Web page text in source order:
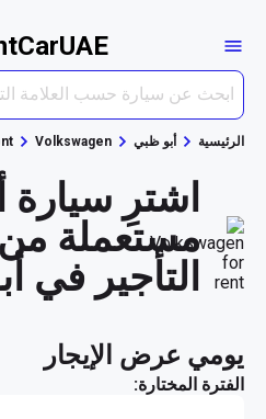
الرئيسية أبو ظبي Volkswagen
مستعملة
التأجير في
يومي عرض الإيجار
الفترة المختارة: